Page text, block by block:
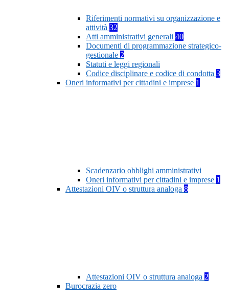
Riferimenti normativi su organizzazione e
attività 32
Atti amministrativi generali 40
Documenti di programmazione strategico-
gestionale 2
Statuti e leggi regionali
Codice disciplinare e codice di condotta 3
Oneri informativi per cittadini e imprese 1
Scadenzario obblighi amministrativi
Oneri informativi per cittadini e imprese 1
Attestazioni OIV o struttura analoga 8
Attestazioni OIV o struttura analoga 2
Burocrazia zero